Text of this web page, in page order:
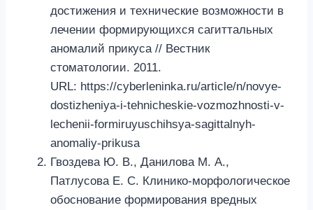
достижения и технические возможности в
лечении формирующихся сагиттальных
аномалий прикуса // Вестник
стоматологии. 2011.
URL: https://cyberleninka.ru/article/n/novye-
dostizheniya-i-tehnicheskie-vozmozhnosti-v-
lechenii-formiruyuschihsya-sagittalnyh-
anomaliy-prikusa
Гвоздева Ю. В., Данилова М. А.,
Патлусова Е. С. Клинико-морфологическое
обоснование формирования вредных